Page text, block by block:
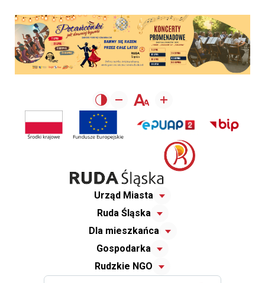
Urząd Miasta
Ruda Śląska
Dla mieszkańca
Gospodarka
Rudzkie NGO